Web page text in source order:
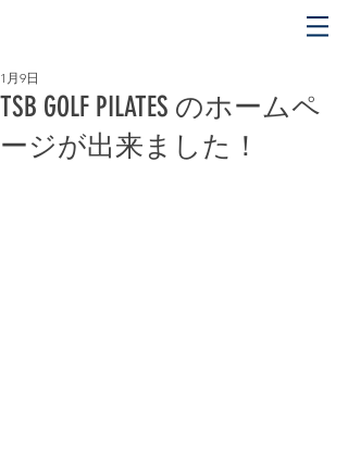
TSB GOLF PILATES のホームペ
ージが出来ました！
1月9日